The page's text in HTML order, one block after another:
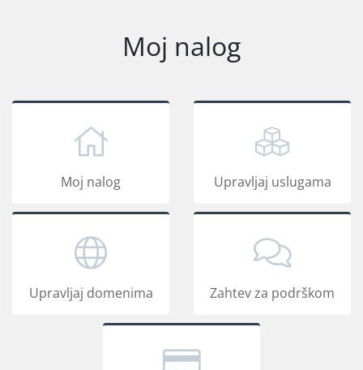
Moj nalog
Moj nalog Upravljaj uslugama
Upravljaj domenima Zahtev za podrškom